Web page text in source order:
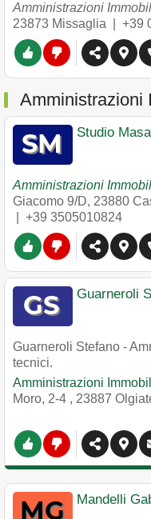
Amministrazioni
23873 Missaglia +39
Amministrazioni
Studio
Amministrazioni
Giacomo 9/D, 23880
+39 3505010824
Guarneroli
Guarneroli Stefano -
tecnici.
Amministrazioni
Moro, 2-4 , 23887
Mandelli